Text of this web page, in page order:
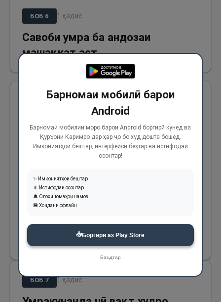
БОБ 6 1 ҳадис
Савоби умра ба андозаи
машақкат аст
Ва аз Оиша (р) ривоят омадааст, ки
Паёмбари Худо (с) дар мавриди умра
барояш гуфтанд, ки:«... вале савоби умра ба
андозаи харҷ ва масраф ва ё ба андозаи
машаққатест, ки мутаҳаммили он мегардӣ»
(яъне ҳар қадар масорифи умра ва ё
машаққату мушкилоти шахси умракунанда
бештар бошад, ба ҳамон андоза савобаш
БОБ 7 1 ҳадис
Барномаи мобилӣ барои
Android
Барномаи мобилии моро барои Android боргирӣ кунед ва
Қуръони Каримро дар ҳар ҷо бо худ дошта бошед.
Имкониятҳои бештар, интерфейси беҳтар ва истифодаи
осонтар!
✨ Имкониятҳои бештар
📱 Истифодаи осонтар
🔔 Огоҳиномаҳои намоз
💾 Хондани офлайн
📥Боргирӣ аз Play Store
Баъдтар